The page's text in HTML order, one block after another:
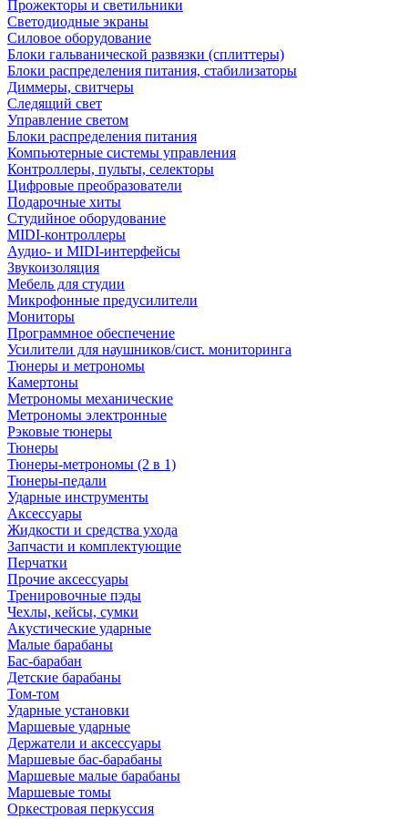
Прожекторы и светильники
Светодиодные экраны
Силовое оборудование
Блоки гальванической развязки (сплиттеры)
Блоки распределения питания, стабилизаторы
Диммеры, свитчеры
Следящий свет
Управление светом
Блоки распределения питания
Компьютерные системы управления
Контроллеры, пульты, селекторы
Цифровые преобразователи
Подарочные хиты
Студийное оборудование
MIDI-контроллеры
Аудио- и MIDI-интерфейсы
Звукоизоляция
Мебель для студии
Микрофонные предусилители
Мониторы
Программное обеспечение
Усилители для наушников/сист. мониторинга
Тюнеры и метрономы
Камертоны
Метрономы механические
Метрономы электронные
Рэковые тюнеры
Тюнеры
Тюнеры-метрономы (2 в 1)
Тюнеры-педали
Ударные инструменты
Аксессуары
Жидкости и средства ухода
Запчасти и комплектующие
Перчатки
Прочие аксессуары
Тренировочные пэды
Чехлы, кейсы, сумки
Акустические ударные
Mалые барабаны
Бас-барабан
Детские барабаны
Том-том
Ударные установки
Маршевые ударные
Держатели и аксессуары
Маршевые бас-барабаны
Маршевые малые барабаны
Маршевые томы
Оркестровая перкуссия